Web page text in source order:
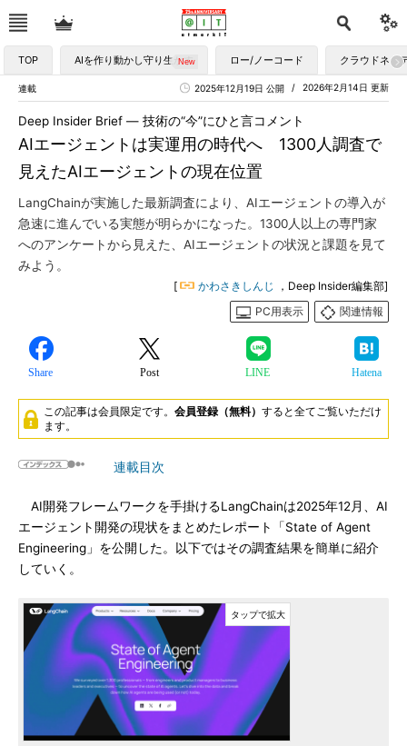
TOP AIを作り動かし守り生かす ロー/ノーコード クラウドネイ
連載 2026年2月14日 更新
2025年12月19日 公開
AIエージェントは実運用の時代へ 1300人調査で
見えたAIエージェントの現在位置
Deep Insider Brief ― 技術の“今”にひと言コメント
LangChainが実施した最新調査により、AIエージェントの導入が
急速に進んでいる実態が明らかになった。1300人以上の専門家
へのアンケートから見えた、AIエージェントの状況と課題を見て
みよう。
[ かわさきしんじ
，Deep Insider編集部]
PC用表示
関連情報
Share Post LINE Hatena
この記事は会員限定です。 会員登録（無料） すると全てご覧いただけ
ます。
連載目次
AI開発フレームワークを手掛けるLangChainは2025年12月、AI
エージェント開発の現状をまとめたレポート「State of Agent
Engineering」を公開した。以下ではその調査結果を簡単に紹介
していく。